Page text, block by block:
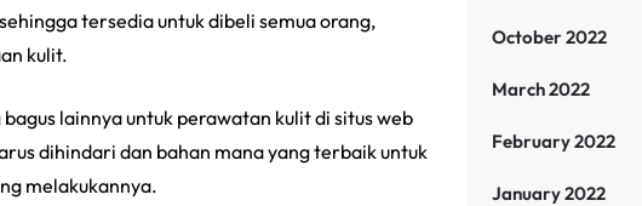
tersedia untuk dibeli semua orang,
kulit.
lainnya untuk perawatan kulit di situs web
dihindari dan bahan mana yang terbaik untuk
melakukannya.
October 2022
March 2022
February 2022
January 2022